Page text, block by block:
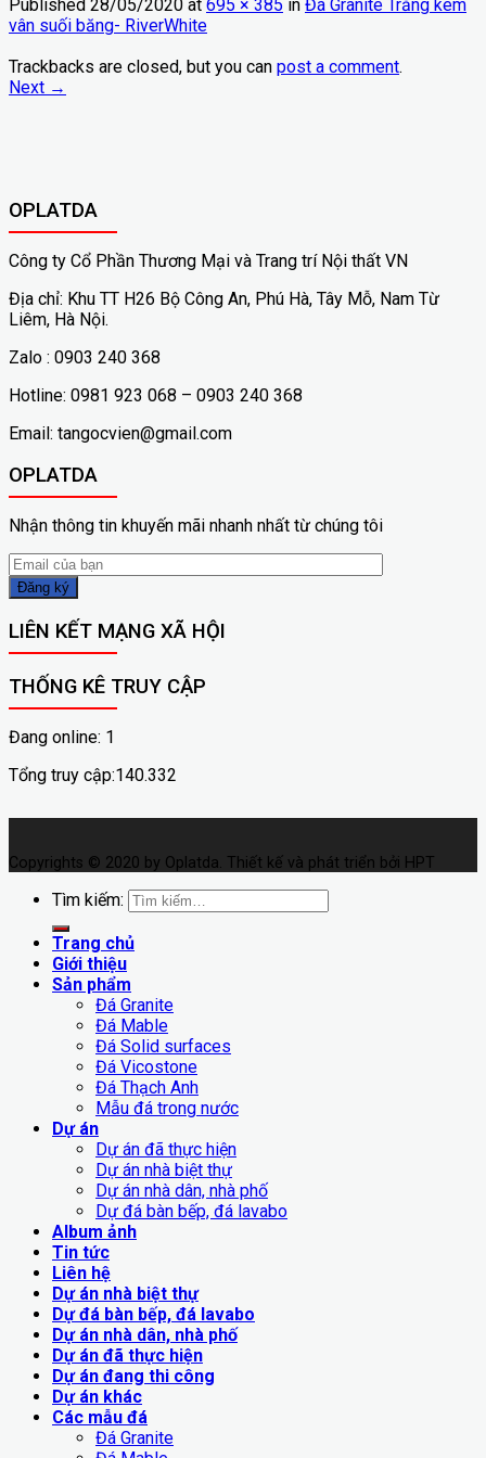
Published 28/05/2020 at 695 × 385 in Đá Granite Trắng kem
vân suối băng- RiverWhite
Trackbacks are closed, but you can post a comment.
Next →
OPLATDA
Công ty Cổ Phần Thương Mại và Trang trí Nội thất VN
Địa chỉ: Khu TT H26 Bộ Công An, Phú Hà, Tây Mỗ, Nam Từ
Liêm, Hà Nội.
Zalo : 0903 240 368
Hotline: 0981 923 068 – 0903 240 368
Email: tangocvien@gmail.com
OPLATDA
Nhận thông tin khuyến mãi nhanh nhất từ chúng tôi
LIÊN KẾT MẠNG XÃ HỘI
THỐNG KÊ TRUY CẬP
Đang online: 1
Tổng truy cập:140.332
Copyrights © 2020 by Oplatda. Thiết kế và phát triển bởi HPT
Tìm kiếm:
Trang chủ
Giới thiệu
Sản phẩm
Đá Granite
Đá Mable
Đá Solid surfaces
Đá Vicostone
Đá Thạch Anh
Mẫu đá trong nước
Dự án
Dự án đã thực hiện
Dự án nhà biệt thự
Dự án nhà dân, nhà phố
Dự đá bàn bếp, đá lavabo
Album ảnh
Tin tức
Liên hệ
Dự án nhà biệt thự
Dự đá bàn bếp, đá lavabo
Dự án nhà dân, nhà phố
Dự án đã thực hiện
Dự án đang thi công
Dự án khác
Các mẫu đá
Đá Granite